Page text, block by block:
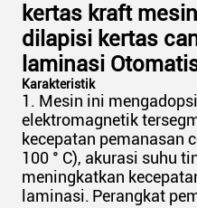
kertas kraft
dilapisi kertas
laminasi
Karakteristik
1. Mesin ini
elektromagnetik
kecepatan pemanasan
100 ° C), akurasi suhu
meningkatkan
laminasi. Perangkat